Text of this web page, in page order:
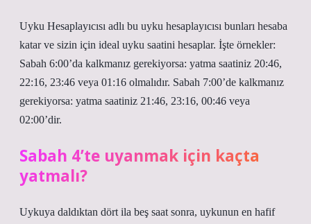
Uyku Hesaplayıcısı adlı bu uyku hesaplayıcısı bunları hesaba
katar ve sizin için ideal uyku saatini hesaplar. İşte örnekler:
Sabah 6:00’da kalkmanız gerekiyorsa: yatma saatiniz 20:46,
22:16, 23:46 veya 01:16 olmalıdır. Sabah 7:00’de kalkmanız
gerekiyorsa: yatma saatiniz 21:46, 23:16, 00:46 veya
02:00’dir.
Sabah 4’te uyanmak için kaçta
yatmalı?
Uykuya daldıktan dört ila beş saat sonra, uykunun en hafif